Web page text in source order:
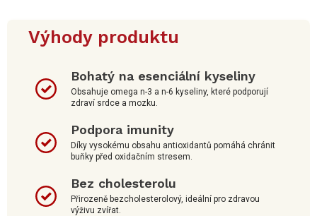
Výhody produktu
Bohatý na esenciální kyseliny
Obsahuje omega n-3 a n-6 kyseliny, které podporují
zdraví srdce a mozku.
Podpora imunity
Díky vysokému obsahu antioxidantů pomáhá chránit
buňky před oxidačním stresem.
Bez cholesterolu
Přirozeně bezcholesterolový, ideální pro zdravou
výživu zvířat.